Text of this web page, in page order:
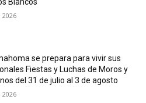
2026
se prepara para vivir sus
Fiestas y Luchas de Moros y
del 31 de julio al 3 de agosto
2026